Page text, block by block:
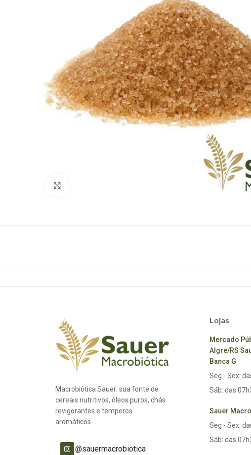
Macrobiótica Sauer: sua fonte de
cereais nutritivos, óleos puros, chás
revigorantes e temperos
aromáticos.
@sauermacrobiotica
Lojas
Mercado
Algre/RS
Banca G
Seg - Sex:
Sáb: das
Sauer
Seg - Sex:
Sáb: das